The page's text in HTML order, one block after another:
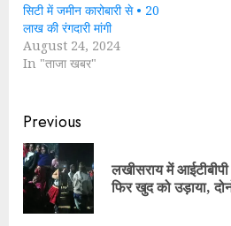
सिटी में जमीन कारोबारी से • 20
लाख की रंगदारी मांगी
August 24, 2024
In "ताजा खबर"
Continue
Reading
Previous
लखीसराय में आईटीबीपी
फिर खुद को उड़ाया,